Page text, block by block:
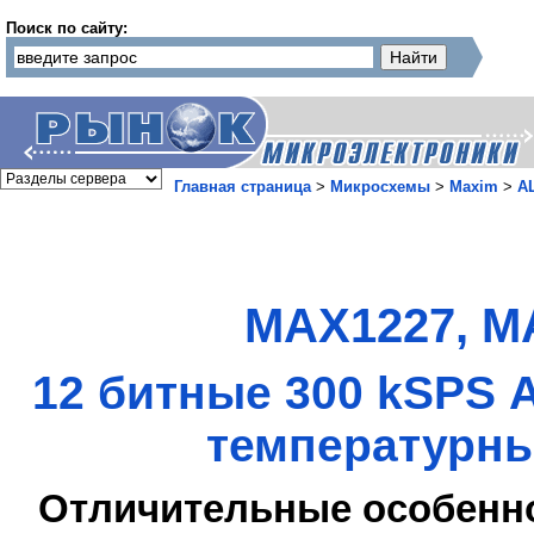
Поиск по сайту:
Главная страница> Микросхемы > Maxim >
MAX1227,
12 битные 300 kSPS
Отличительные